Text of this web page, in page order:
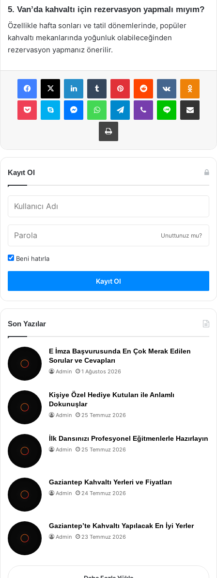
5. Van’da kahvaltı için rezervasyon yapmalı mıyım?
Özellikle hafta sonları ve tatil dönemlerinde, popüler
kahvaltı mekanlarında yoğunluk olabileceğinden
rezervasyon yapmanız önerilir.
Facebook
X LinkedInTumblr PinterestReddit VKontakte
Pocket Skype MessengerWhatsAppTelegramViber Line E-Posta ile
Yazdır
Kayıt Ol
Unuttunuz mu?
Beni hatırla
Kayıt Ol
Son Yazılar
E İmza Başvurusunda En Çok Merak Edilen
Sorular ve Cevapları
Admin 1 Ağustos 2026
Kişiye Özel Hediye Kutuları ile Anlamlı
Dokunuşlar
Admin 25 Temmuz 2026
İlk Dansınızı Profesyonel Eğitmenlerle Hazırlayın
Admin 25 Temmuz 2026
Gaziantep Kahvaltı Yerleri ve Fiyatları
Admin 24 Temmuz 2026
Gaziantep’te Kahvaltı Yapılacak En İyi Yerler
Admin 23 Temmuz 2026